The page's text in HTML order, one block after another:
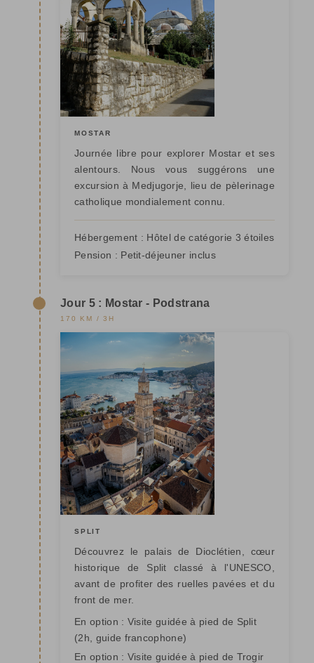
MOSTAR
Journée libre pour explorer Mostar et ses
alentours. Nous vous suggérons une
excursion à Medjugorje, lieu de pèlerinage
catholique mondialement connu.
Hébergement : Hôtel de catégorie 3 étoiles
Pension : Petit-déjeuner inclus
Jour 5 : Mostar - Podstrana
170 KM / 3H
SPLIT
Découvrez le palais de Dioclétien, cœur
historique de Split classé à l'UNESCO,
avant de profiter des ruelles pavées et du
front de mer.
En option : Visite guidée à pied de Split
(2h, guide francophone)
En option : Visite guidée à pied de Trogir